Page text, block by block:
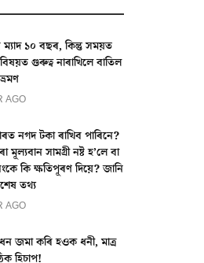
ম্যাদ ১০ বছৰ, কিন্তু সময়ত
গুৰুত্ব নাৰাখিলে বাতিল
AGO
নগদ টকা ৰাখিব পাৰিনে?
মূল্যবান সামগ্ৰী নষ্ট হ’লে বা
কি ক্ষতিপূৰণ দিয়ে? জানি
তথ্য
AGO
জমা কৰি হওক ধনী, মাত্ৰ
হিচাপ!